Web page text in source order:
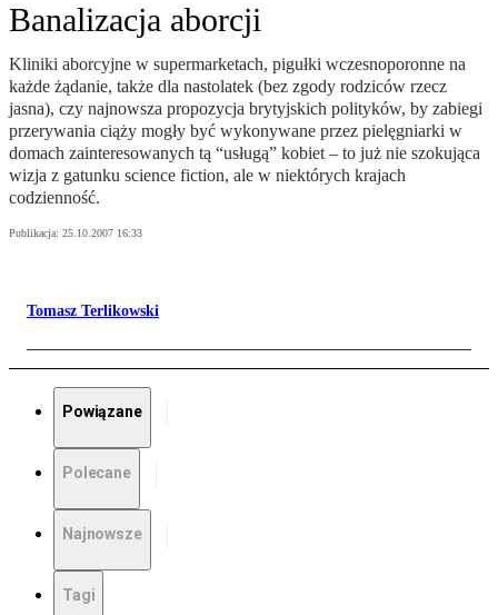
Banalizacja aborcji
Kliniki aborcyjne w supermarketach, pigułki wczesnoporonne na
każde żądanie, także dla nastolatek (bez zgody rodziców rzecz
jasna), czy najnowsza propozycja brytyjskich polityków, by zabiegi
przerywania ciąży mogły być wykonywane przez pielęgniarki w
domach zainteresowanych tą “usługą” kobiet – to już nie szokująca
wizja z gatunku science fiction, ale w niektórych krajach
codzienność.
Publikacja: 25.10.2007 16:33
Tomasz Terlikowski
Powiązane
Polecane
Najnowsze
Tagi